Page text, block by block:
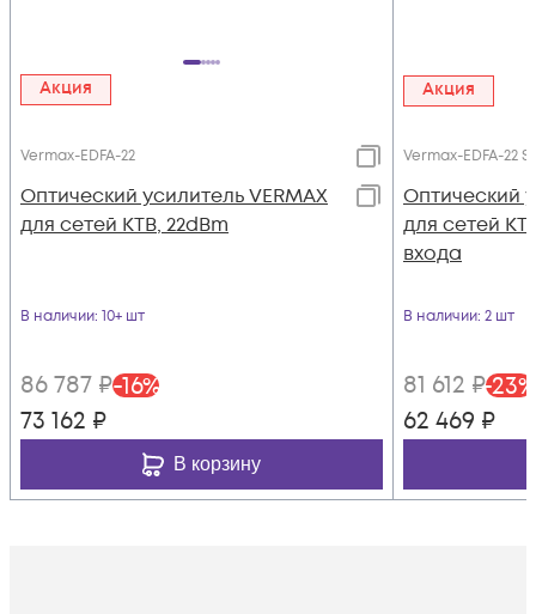
Акция
Vermax-EDFA-22
Оптический усилитель VERMAX
для сетей КТВ, 22dBm
В наличии: 10+ шт
86 787 ₽-16%
73 162 ₽
В корзину
Акция
Vermax-EDFA-22 S
Оптический
для сетей
входа
В наличии: 2 шт
81 612 ₽-23%
62 469 ₽